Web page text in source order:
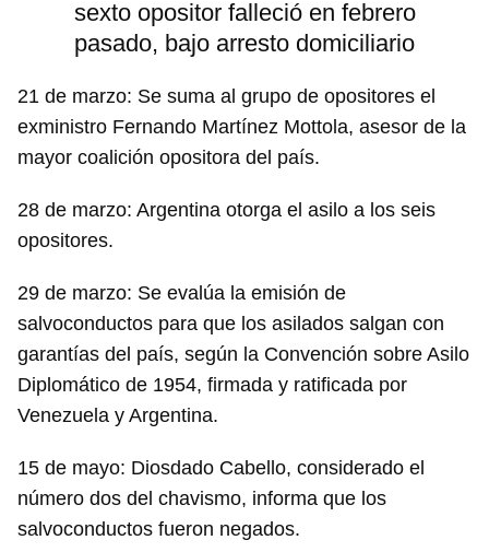
sexto opositor falleció en febrero
pasado, bajo arresto domiciliario
21 de marzo: Se suma al grupo de opositores el
exministro Fernando Martínez Mottola, asesor de la
mayor coalición opositora del país.
28 de marzo: Argentina otorga el asilo a los seis
opositores.
29 de marzo: Se evalúa la emisión de
salvoconductos para que los asilados salgan con
garantías del país, según la Convención sobre Asilo
Diplomático de 1954, firmada y ratificada por
Venezuela y Argentina.
15 de mayo: Diosdado Cabello, considerado el
número dos del chavismo, informa que los
salvoconductos fueron negados.